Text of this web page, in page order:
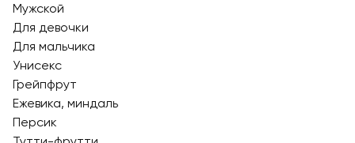
Мужской
Для девочки
Для мальчика
Унисекс
Грейпфрут
Ежевика, миндаль
Персик